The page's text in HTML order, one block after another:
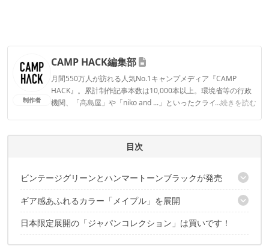
制作者
CAMP HACK編集部
月間550万人が訪れる人気No.1キャンプメディア『CAMP
HACK』。累計制作記事本数は10,000本以上。環境省等の行政
機関、「髙島屋」や「niko and ...」といったクライアントとの
...続きを読む
CAMP HACK編集部のプロフィール
目次
ビンテージグリーンとハンマートーンブラックが発売
絶妙なサイズ感が人気の「真空マグ 0.23L」
定番のタンブラー「スタッキング真空パイント 0.47L」
保温・保冷効果抜群の「ゴー真空ボトル 0.37L」
ギア感あふれるカラー「メイプル」を展開
大容量の「クラシック真空グロウラー 1.9L」
日本限定展開の「ジャパンコレクション」は買いです！